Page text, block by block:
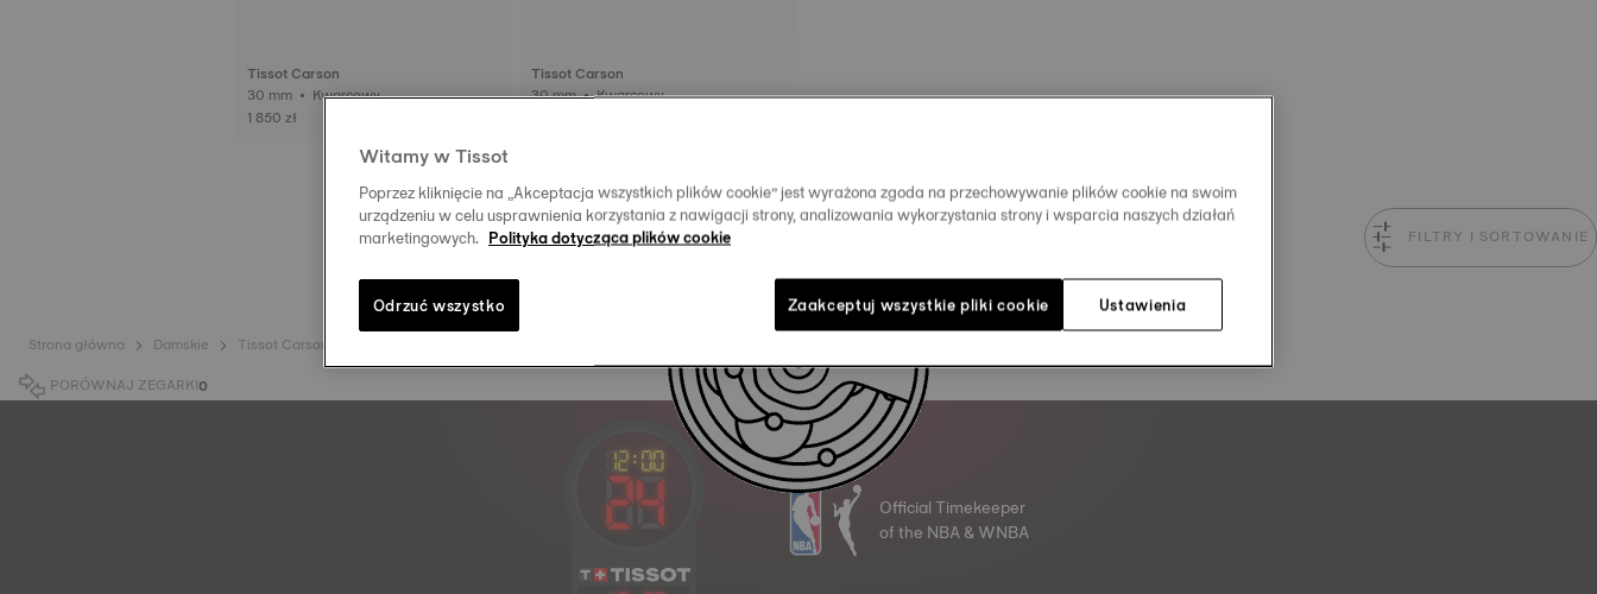
Tissot Carson
30 mm • Kwarcowy
1 850 zł
Tissot Carson
30 mm • Kwarcowy
FILTRY I SORTOWANIE
Strona główna Damskie
Tissot Carson
PORÓWNAJ ZEGARKI0
Official Timekeeper
of the NBA & WNBA
Witamy w Tissot
Poprzez kliknięcie na „Akceptacja wszystkich plików cookie” jest wyrażona zgoda na przechowywanie plików cookie na swoim
urządzeniu w celu usprawnienia korzystania z nawigacji strony, analizowania wykorzystania strony i wsparcia naszych działań
marketingowych. Polityka dotycząca plików cookie
Ustawienia
Odrzuć wszystko Zaakceptuj wszystkie pliki cookie